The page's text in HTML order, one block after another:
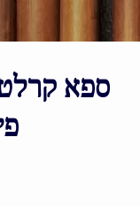
ספא